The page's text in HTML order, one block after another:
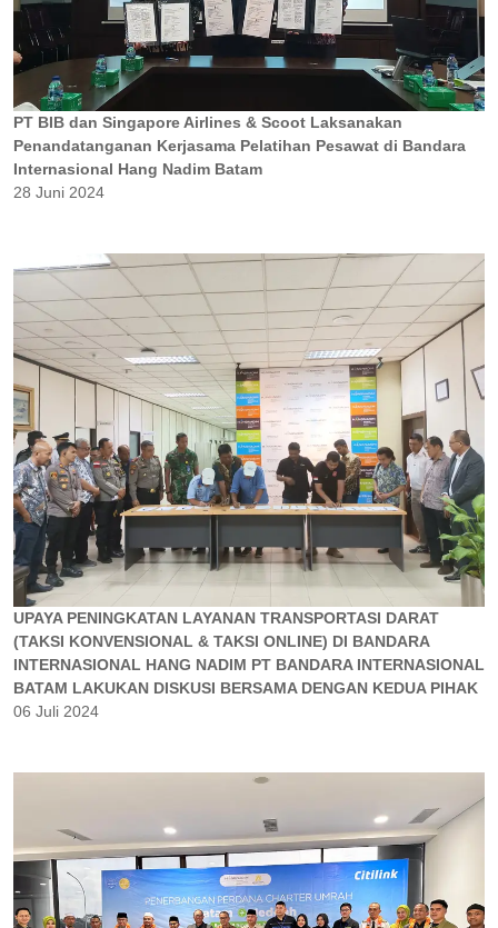
PT BIB dan Singapore Airlines & Scoot Laksanakan
Penandatanganan Kerjasama Pelatihan Pesawat di Bandara
Internasional Hang Nadim Batam
28 Juni 2024
UPAYA PENINGKATAN LAYANAN TRANSPORTASI DARAT
(TAKSI KONVENSIONAL & TAKSI ONLINE) DI BANDARA
INTERNASIONAL HANG NADIM PT BANDARA INTERNASIONAL
BATAM LAKUKAN DISKUSI BERSAMA DENGAN KEDUA PIHAK
06 Juli 2024